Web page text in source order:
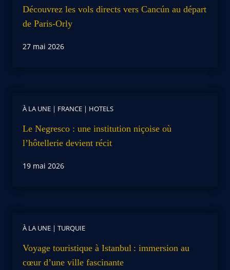
Découvrez les vols directs vers Cancún au départ
de Paris-Orly
27 mai 2026
À LA UNE | FRANCE | HOTELS
Le Negresco : une institution niçoise où
l’hôtellerie devient récit
19 mai 2026
À LA UNE | TURQUIE
Voyage touristique à Istanbul : immersion au
cœur d’une ville fascinante